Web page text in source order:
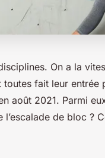
On a la
fait leur entrée
août 2021. Parmi
de bloc ?